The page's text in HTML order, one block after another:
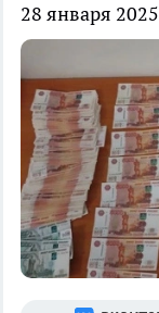
28 января 2025